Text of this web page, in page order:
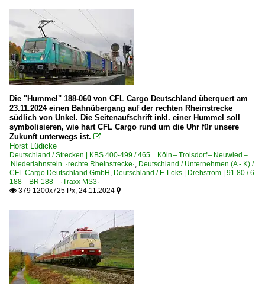
6 146 BR 146 ·Traxx AC1/2·
6 146 BR 146 ·Traxx AC1/2· Private
6 152 BR 152 ·ES 64 F·
6 152 BR 152 ·ES 64 F· Werbeloks
6 182 BR 182 ·ES 64 U2·
6 182 BR 182 ·ES 64 U2· Private
6 183 BR 183 ·ES 64 U4·
6 185 BR 185 ·Traxx AC1/2·
6 185 BR 185 ·Traxx AC1/2· Lokportaits
6 185 BR 185 ·Traxx AC1/2· Private
6 185 BR 185 ·Traxx AC1/2· Werbeloks
6 186 BR 186 ·Traxx MS2e· Werbeloks
6 187 BR 187 ·Traxx AC3·
6 187 BR 187 ·Traxx AC3· Private
6 188 BR 188 ·Traxx MS3·
6 189 BR 189 ·ES 64 F4·
Die "Hummel" 188-060 von CFL Cargo Deutschland überquert am
23.11.2024 einen Bahnübergang auf der rechten Rheinstrecke
südlich von Unkel. Die Seitenaufschrift inkl. einer Hummel soll
symbolisieren, wie hart CFL Cargo rund um die Uhr für unsere
Zukunft unterwegs ist. 
Horst Lüdicke
Deutschland / Strecken | KBS 400-499 / 465 Köln – Troisdorf – Neuwied –
Niederlahnstein ·rechte Rheinstrecke·, Deutschland / Unternehmen (A - K) /
CFL Cargo Deutschland GmbH , Deutschland / E-Loks | Drehstrom | 91 80 / 6
188 BR 188 ·Traxx MS3·
 379 1200x725 Px, 24.11.2024 